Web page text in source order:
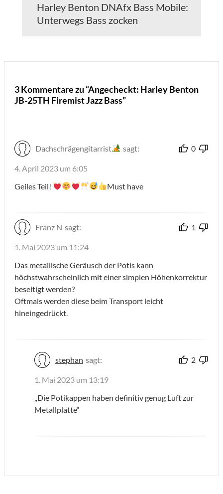
Harley Benton DNAfx Bass Mobile:
Unterwegs Bass zocken
3 Kommentare zu “Angecheckt: Harley Benton
JB-25TH Firemist Jazz Bass”
Dachschrägengitarrist sagt: 0
4. April 2023 um 6:05
Geiles Teil!
Must have
Franz N sagt: 1
1. Mai 2023 um 11:24
Das metallische Geräusch der Potis kann
höchstwahrscheinlich mit einer simplen Höhenkorrektur
beseitigt werden?
Oftmals werden diese beim Transport leicht
hineingedrückt.
stephan sagt: 2
1. Mai 2023 um 13:19
„Die Potikappen haben definitiv genug Luft zur
Metallplatte“